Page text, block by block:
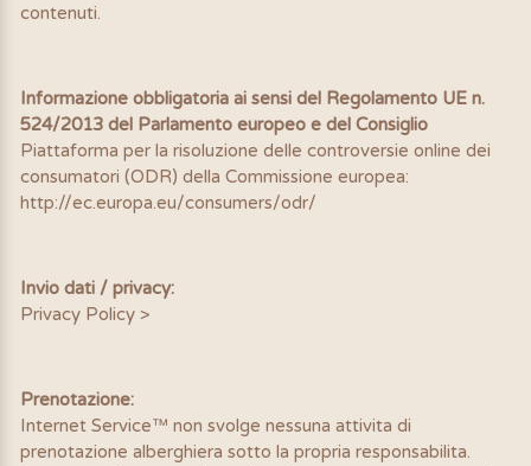
contenuti.
Informazione obbligatoria ai sensi del Regolamento UE n.
524/2013 del Parlamento europeo e del Consiglio
Piattaforma per la risoluzione delle controversie online dei
consumatori (ODR) della Commissione europea:
http://ec.europa.eu/consumers/odr/
Invio dati / privacy:
Privacy Policy >
Prenotazione:
Internet Service™ non svolge nessuna attivita di
prenotazione alberghiera sotto la propria responsabilita.